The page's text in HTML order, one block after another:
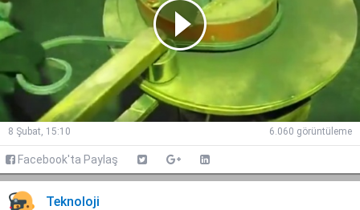
8 Şubat, 15:10 6.060 görüntüleme
Facebook'ta Paylaş
Teknoloji